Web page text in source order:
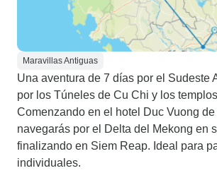
Maravillas Antiguas
Una aventura de 7 días por el Sudeste
por los Túneles de Cu Chi y los
Comenzando en el hotel Duc Vuong
navegarás por el Delta del Mekong en
finalizando en Siem Reap. Ideal para
individuales.